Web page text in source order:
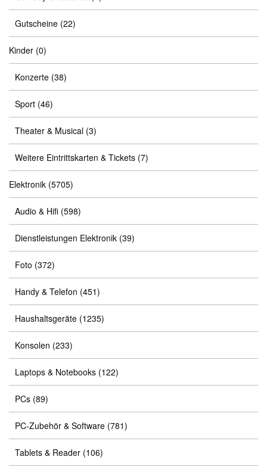
Gutscheine (22)
Kinder (0)
Konzerte (38)
Sport (46)
Theater & Musical (3)
Weitere Eintrittskarten & Tickets (7)
Elektronik (5705)
Audio & Hifi (598)
Dienstleistungen Elektronik (39)
Foto (372)
Handy & Telefon (451)
Haushaltsgeräte (1235)
Konsolen (233)
Laptops & Notebooks (122)
PCs (89)
PC-Zubehör & Software (781)
Tablets & Reader (106)